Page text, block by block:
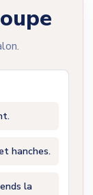
hanches.
la